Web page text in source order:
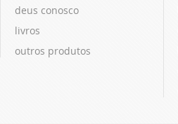
deus conosco
livros
outros produtos